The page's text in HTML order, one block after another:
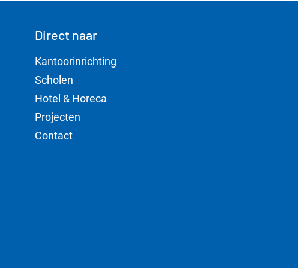
Direct naar
Kantoorinrichting
Scholen
Hotel & Horeca
Projecten
Contact